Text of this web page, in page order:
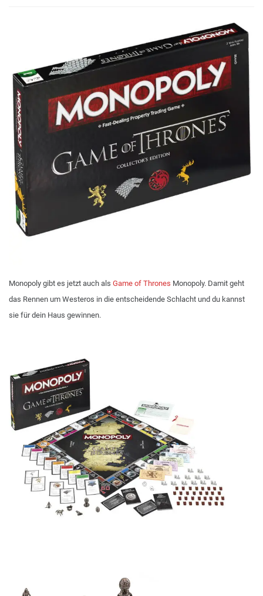
Monopoly gibt es jetzt auch als Game of Thrones Monopoly. Damit geht
das Rennen um Westeros in die entscheidende Schlacht und du kannst
sie für dein Haus gewinnen.